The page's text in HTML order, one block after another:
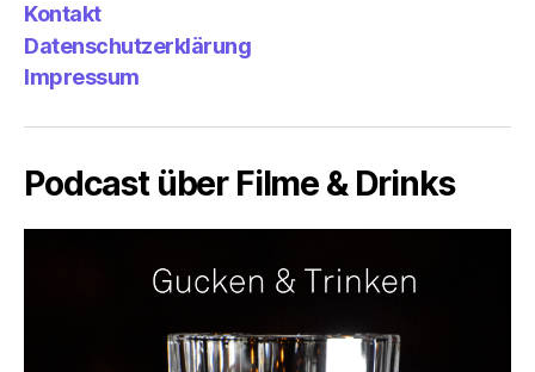
Kontakt
Datenschutzerklärung
Impressum
Podcast über Filme & Drinks